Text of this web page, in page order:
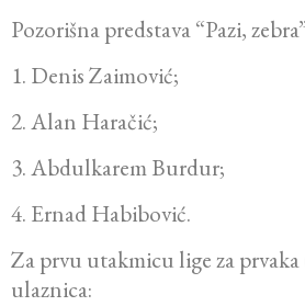
Pozorišna predstava “Pazi,
1. Denis Zaimović;
2. Alan Haračić;
3. Abdulkarem Burdur;
4. Ernad Habibović.
Za prvu utakmicu lige za
ulaznica: